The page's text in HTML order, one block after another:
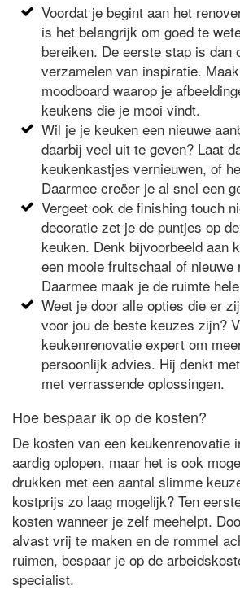
Voordat je begint aan het
is het belangrijk om goed te
bereiken. De eerste stap is dan
verzamelen van inspiratie.
moodboard waarop je
keukens die je mooi vindt.
Wil je je keuken een nieuwe
daarbij veel uit te geven? Laat
keukenkastjes vernieuwen, of
Daarmee creëer je al snel een
Vergeet ook de finishing touch
decoratie zet je de puntjes op
keuken. Denk bijvoorbeeld aan
een mooie fruitschaal of nieuwe
Daarmee maak je de ruimte
Weet je door alle opties die er
voor jou de beste keuzes zijn?
keukenrenovatie expert om
persoonlijk advies. Hij denkt
met verrassende oplossingen.
Hoe bespaar ik op de kosten?
De kosten van een keukenrenovatie
aardig oplopen, maar het is ook
drukken met een aantal slimme
kostprijs zo laag mogelijk? Ten
kosten wanneer je zelf meehelpt.
alvast vrij te maken en de rommel
ruimen, bespaar je op de
specialist.